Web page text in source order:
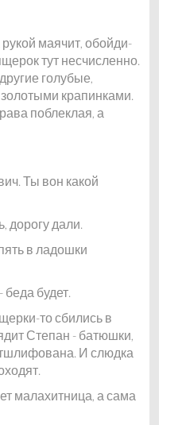
маячит, обойди-
тут несчисленно.
голубые,
золотыми крапинками.
поблеклая, а
Ты вон какой
дорогу дали.
в ладошки
беда будет.
то сбились в
Степан - батюшки,
И слюдка
малахитница, а сама